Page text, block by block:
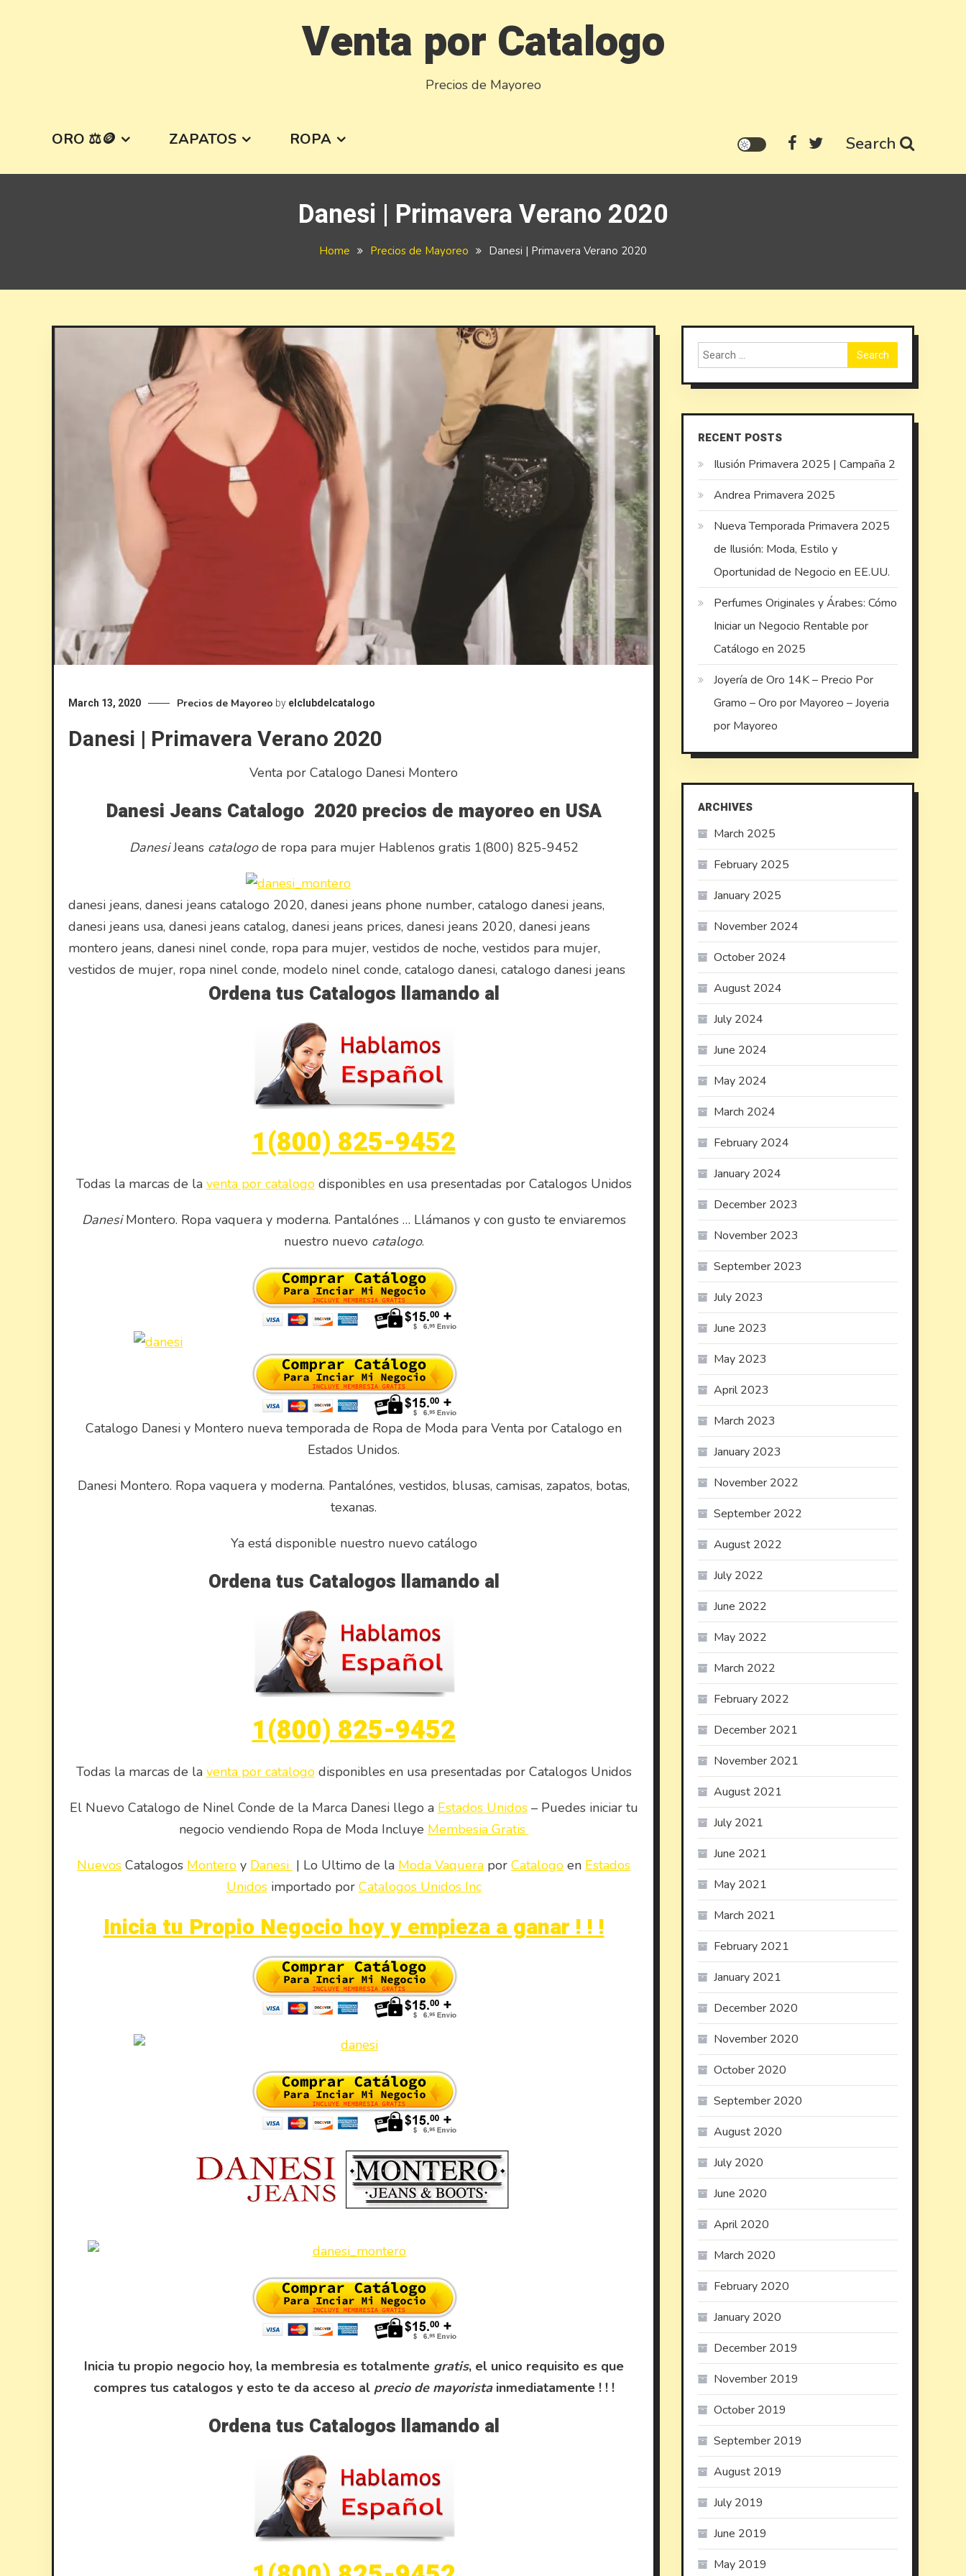
Venta por Catalogo
Precios de Mayoreo
ORO ⚖️🪙 ZAPATOS ROPA Search
Danesi | Primavera Verano 2020
Home Precios de Mayoreo Danesi | Primavera Verano 2020
March 13, 2020 Precios de Mayoreo by elclubdelcatalogo
Danesi | Primavera Verano 2020
Venta por Catalogo Danesi Montero
Danesi Jeans Catalogo 2020 precios de mayoreo en USA
DanesiJeans catalogode ropa para mujer Hablenos gratis 1(800) 825-9452
danesi jeans, danesi jeans catalogo 2020, danesi jeans phone number, catalogo danesi jeans,
danesi jeans usa, danesi jeans catalog, danesi jeans prices, danesi jeans 2020, danesi jeans
montero jeans, danesi ninel conde, ropa para mujer, vestidos de noche, vestidos para mujer,
vestidos de mujer, ropa ninel conde, modelo ninel conde, catalogo danesi, catalogo danesi jeans
Ordena tus Catalogos llamando al
1(800) 825-9452
Todas la marcas de la venta por catalogodisponibles en usa presentadas por Catalogos Unidos
DanesiMontero. Ropa vaquera y moderna. Pantalónes … Llámanos y con gusto te enviaremos
nuestro nuevo catalogo.
Catalogo Danesi y Montero nueva temporada de Ropa de Moda para Venta por Catalogo en
Estados Unidos.
Danesi Montero. Ropa vaquera y moderna. Pantalónes, vestidos, blusas, camisas, zapatos, botas,
texanas.
Ya está disponible nuestro nuevo catálogo
Ordena tus Catalogos llamando al
1(800) 825-9452
Todas la marcas de la venta por catalogodisponibles en usa presentadas por Catalogos Unidos
El Nuevo Catalogo de Ninel Conde de la Marca Danesi llego a Estados Unidos– Puedes iniciar tu
negocio vendiendo Ropa de Moda Incluye Membesia Gratis
Nuevos Catalogos Montero y Danesi | Lo Ultimo de la Moda Vaquera por Catalogo en Estados
Unidosimportado por Catalogos Unidos Inc
Inicia tu Propio Negocio hoy y empieza a ganar ! ! !
Inicia tu propio negocio hoy, la membresia es totalmente gratis, el unico requisito es que
compres tus catalogos y esto te da acceso al precio de mayoristainmediatamente ! ! !
Ordena tus Catalogos llamando al
Search
for:
RECENT POSTS
Ilusión Primavera 2025 | Campaña 2
Andrea Primavera 2025
Nueva Temporada Primavera 2025
de Ilusión: Moda, Estilo y
Oportunidad de Negocio en EE.UU.
Perfumes Originales y Árabes: Cómo
Iniciar un Negocio Rentable por
Catálogo en 2025
Joyería de Oro 14K – Precio Por
Gramo – Oro por Mayoreo – Joyeria
por Mayoreo
ARCHIVES
March 2025
February 2025
January 2025
November 2024
October 2024
August 2024
July 2024
June 2024
May 2024
March 2024
February 2024
January 2024
December 2023
November 2023
September 2023
July 2023
June 2023
May 2023
April 2023
March 2023
January 2023
November 2022
September 2022
August 2022
July 2022
June 2022
May 2022
March 2022
February 2022
December 2021
November 2021
August 2021
July 2021
June 2021
May 2021
March 2021
February 2021
January 2021
December 2020
November 2020
October 2020
September 2020
August 2020
July 2020
June 2020
April 2020
March 2020
February 2020
January 2020
December 2019
November 2019
October 2019
September 2019
August 2019
July 2019
June 2019
May 2019